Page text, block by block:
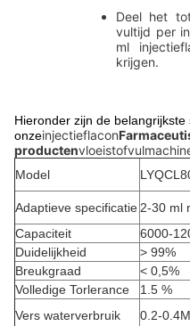
Deel het
vultijd per
ml
krijgen.
Vullingssnelheid
=
Totaal
vulvolume
per
uurVulltijd
per
injectieflacon-
Ik
weet
het
niet.
Hieronder zijn de belangrijkste
onzeinjectieflacon
producten
Model
Adaptieve specificatie 2-30 ml
Capaciteit
6000-
Duidelijkheid
> 99%
Breukgraad
< 0,5%
Volledige Torlerance
1.5 %
Vers waterverbruik
0.2-